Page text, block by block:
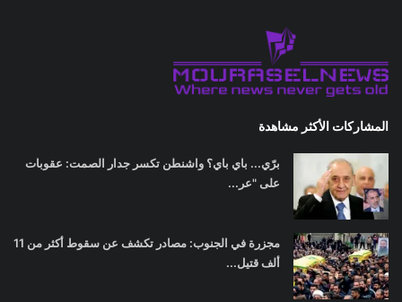
المشاركات الأكثر مشاهدة
برّي... باي باي؟ واشنطن تكسر جدار الصمت: عقوبات
على "عر...
مجزرة في الجنوب: مصادر تكشف عن سقوط أكثر من 11
ألف قتيل...